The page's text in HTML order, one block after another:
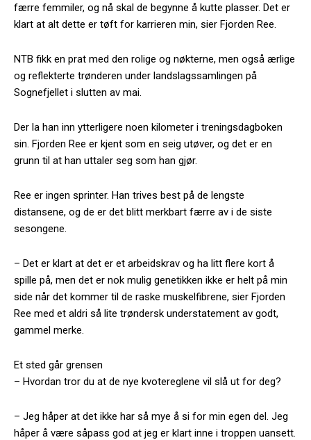
færre femmiler, og nå skal de begynne å kutte plasser. Det er
klart at alt dette er tøft for karrieren min, sier Fjorden Ree.
NTB fikk en prat med den rolige og nøkterne, men også ærlige
og reflekterte trønderen under landslagssamlingen på
Sognefjellet i slutten av mai.
Der la han inn ytterligere noen kilometer i treningsdagboken
sin. Fjorden Ree er kjent som en seig utøver, og det er en
grunn til at han uttaler seg som han gjør.
Ree er ingen sprinter. Han trives best på de lengste
distansene, og de er det blitt merkbart færre av i de siste
sesongene.
– Det er klart at det er et arbeidskrav og ha litt flere kort å
spille på, men det er nok mulig genetikken ikke er helt på min
side når det kommer til de raske muskelfibrene, sier Fjorden
Ree med et aldri så lite trøndersk understatement av godt,
gammel merke.
Et sted går grensen
– Hvordan tror du at de nye kvotereglene vil slå ut for deg?
– Jeg håper at det ikke har så mye å si for min egen del. Jeg
håper å være såpass god at jeg er klart inne i troppen uansett.